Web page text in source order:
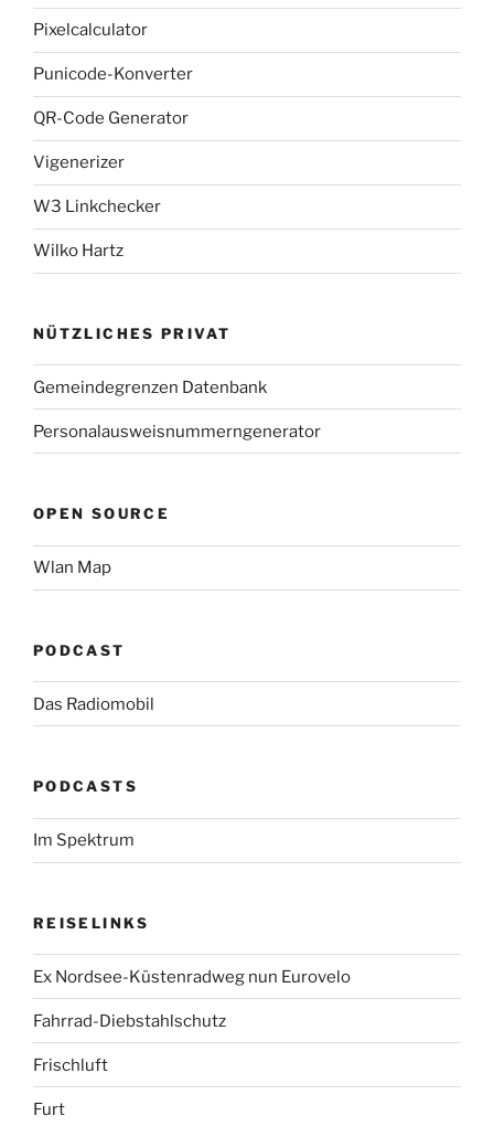
Pixelcalculator
Punicode-Konverter
QR-Code Generator
Vigenerizer
W3 Linkchecker
Wilko Hartz
NÜTZLICHES PRIVAT
Gemeindegrenzen Datenbank
Personalausweisnummerngenerator
OPEN SOURCE
Wlan Map
PODCAST
Das Radiomobil
PODCASTS
Im Spektrum
REISELINKS
Ex Nordsee-Küstenradweg nun Eurovelo
Fahrrad-Diebstahlschutz
Frischluft
Furt